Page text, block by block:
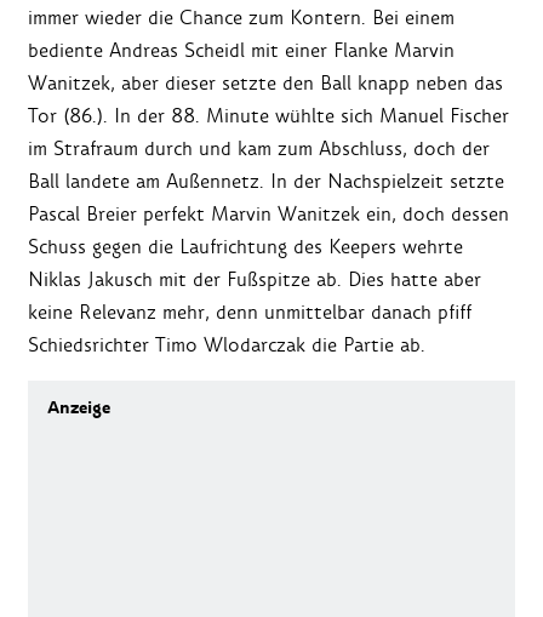
immer wieder die Chance zum Kontern. Bei einem
bediente Andreas Scheidl mit einer Flanke Marvin
Wanitzek, aber dieser setzte den Ball knapp neben das
Tor (86.). In der 88. Minute wühlte sich Manuel Fischer
im Strafraum durch und kam zum Abschluss, doch der
Ball landete am Außennetz. In der Nachspielzeit setzte
Pascal Breier perfekt Marvin Wanitzek ein, doch dessen
Schuss gegen die Laufrichtung des Keepers wehrte
Niklas Jakusch mit der Fußspitze ab. Dies hatte aber
keine Relevanz mehr, denn unmittelbar danach pfiff
Schiedsrichter Timo Wlodarczak die Partie ab.